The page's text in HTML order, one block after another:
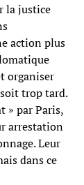
la justice
action plus
organiser
trop tard.
» par Paris,
arrestation
Leur
dans ce